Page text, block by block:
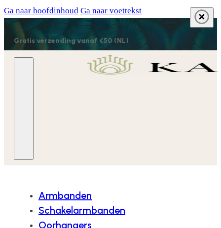
Ga naar hoofdinhoud Ga naar voettekst
Gratis verzending vanaf €50 (NL)
Armbanden
Schakelarmbanden
Oorhangers